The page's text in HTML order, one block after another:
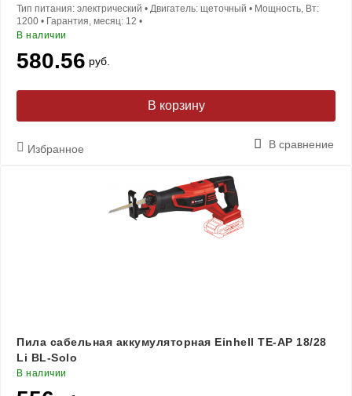
Тип питания: электрический • Двигатель: щеточный • Мощность, Вт:
1200 • Гарантия, месяц: 12 •
В наличии
580.56 руб.
В корзину
Избранное В сравнение
Пила сабельная аккумуляторная Einhell TE-AP 18/28
Li BL-Solo
В наличии